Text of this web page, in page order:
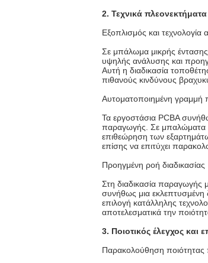
2. Τεχνικά
Εξοπλισμός και τεχνολογία
Σε μπάλωμα μικρής έντασης,
υψηλής ανάλυσης και
Αυτή η διαδικασία
πιθανούς κινδύνους
Αυτοματοποιημένη γραμμή
Τα εργοστάσια PCBA
παραγωγής. Σε μπαλώματα
επιθεώρηση των
επίσης να επιτύχει
Προηγμένη ροή διαδικασίας
Στη διαδικασία παραγωγής
συνήθως μια
επιλογή κατάλληλης
αποτελεσματικά την
3. Ποιοτικός έλεγχος και
Παρακολούθηση ποιότητας